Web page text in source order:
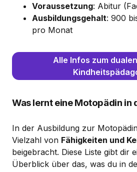
Voraussetzung: Abitur
Ausbildungsgehalt: 900
pro Monat
Alle Infos zum
Was lernt eine Motopädin in
In der Ausbildung zur
Vielzahl von Fähigkeiten und
beigebracht. Diese Liste gibt dir
Überblick über das, was du in